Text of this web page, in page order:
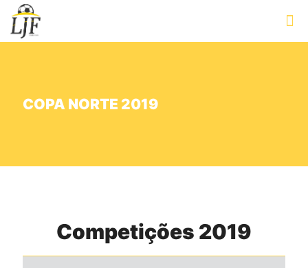
COPA NORTE 2019
Competições 2019